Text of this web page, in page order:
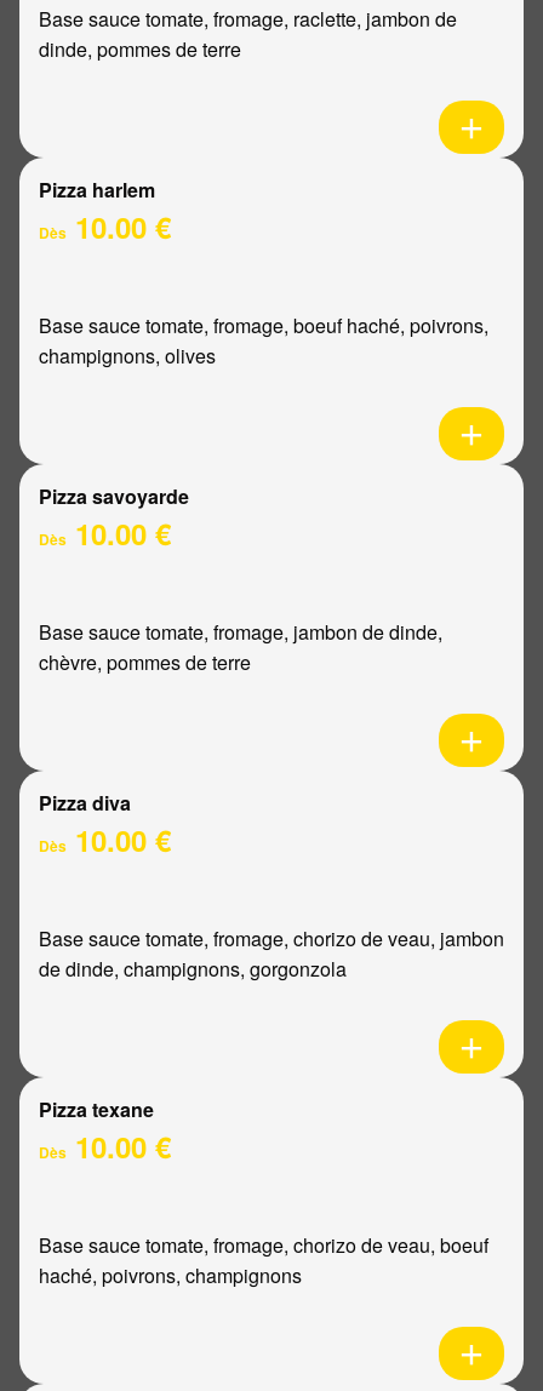
Base sauce tomate, fromage, raclette, jambon de
dinde, pommes de terre
Pizza harlem
Dès 10.00 €
Base sauce tomate, fromage, boeuf haché, poivrons,
champignons, olives
Pizza savoyarde
Dès 10.00 €
Base sauce tomate, fromage, jambon de dinde,
chèvre, pommes de terre
Pizza diva
Dès 10.00 €
Base sauce tomate, fromage, chorizo de veau, jambon
de dinde, champignons, gorgonzola
Pizza texane
Dès 10.00 €
Base sauce tomate, fromage, chorizo de veau, boeuf
haché, poivrons, champignons